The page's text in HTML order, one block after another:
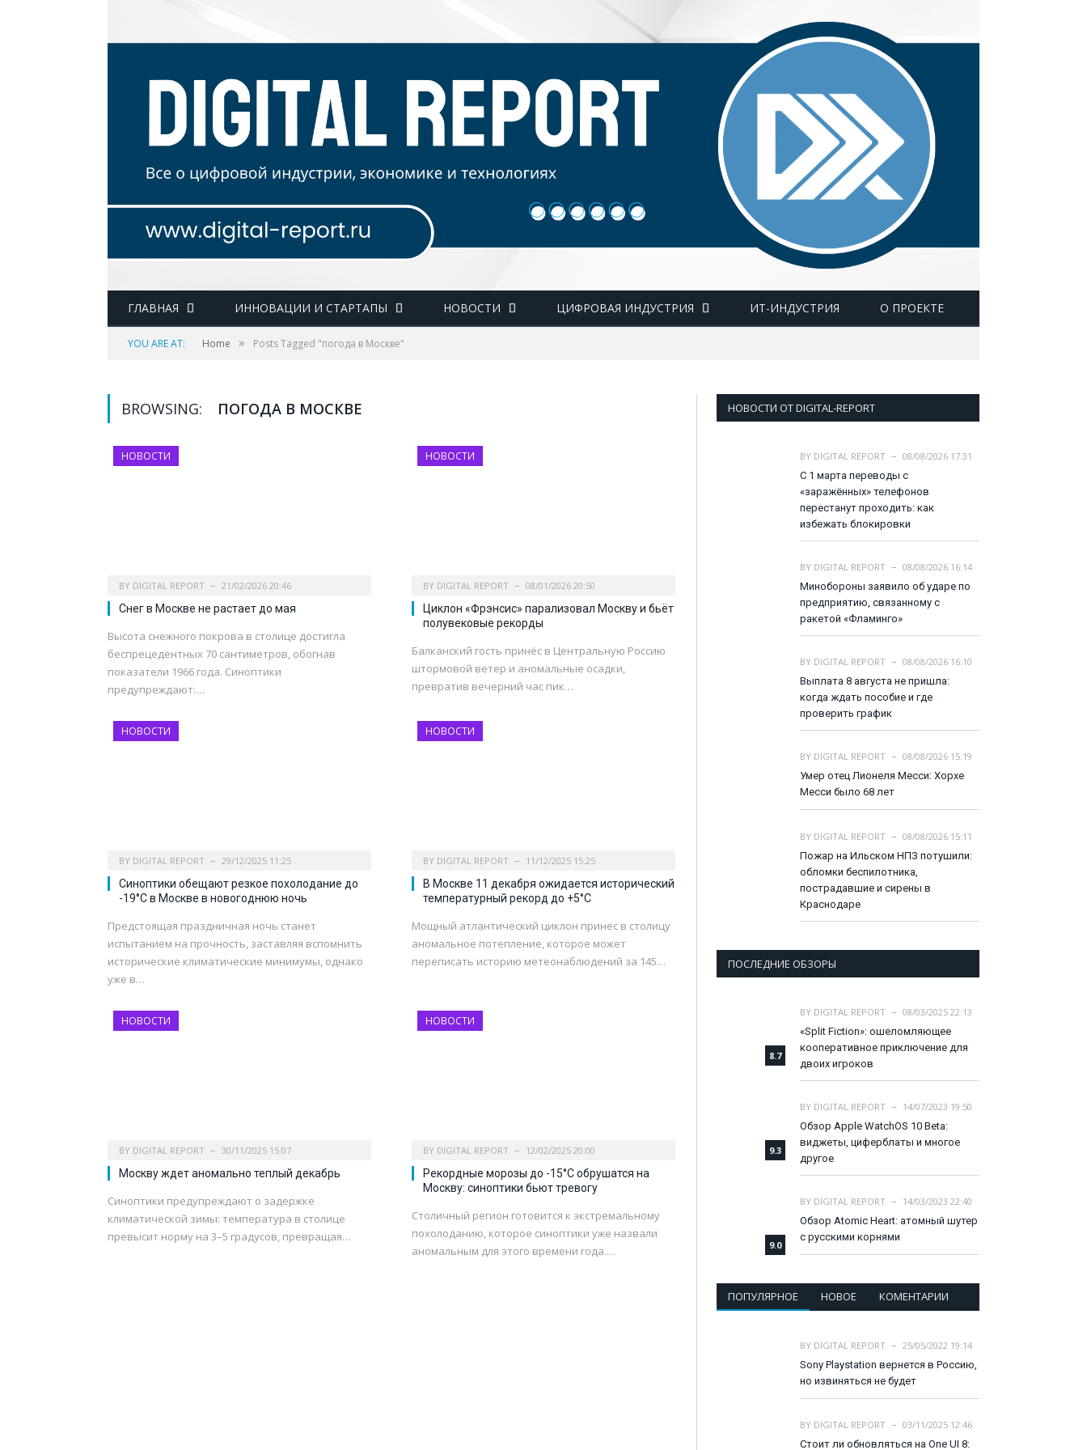
ГЛАВНАЯ ИННОВАЦИИ И СТАРТАПЫ НОВОСТИ ЦИФРОВАЯ ИНДУСТРИЯ ИТ-ИНДУСТРИЯ О ПРОЕКТЕ
YOU ARE AT: Home » Posts Tagged "погода в Москве"
BROWSING: ПОГОДА В МОСКВЕ
НОВОСТИ
BY DIGITAL REPORT 21/02/2026 20:46
Снег в Москве не растает до мая
Высота снежного покрова в столице достигла
беспрецедентных 70 сантиметров, обогнав
показатели 1966 года. Синоптики
предупреждают:…
НОВОСТИ
BY DIGITAL REPORT 08/01/2026 20:50
Циклон «Фрэнсис» парализовал Москву и бьёт
полувековые рекорды
Балканский гость принёс в Центральную Россию
штормовой ветер и аномальные осадки,
превратив вечерний час пик…
НОВОСТИ
BY DIGITAL REPORT 29/12/2025 11:25
Синоптики обещают резкое похолодание до
-19°C в Москве в новогоднюю ночь
Предстоящая праздничная ночь станет
испытанием на прочность, заставляя вспомнить
исторические климатические минимумы, однако
уже в…
НОВОСТИ
BY DIGITAL REPORT 11/12/2025 15:25
В Москве 11 декабря ожидается исторический
температурный рекорд до +5°C
Мощный атлантический циклон принес в столицу
аномальное потепление, которое может
переписать историю метеонаблюдений за 145…
НОВОСТИ
BY DIGITAL REPORT 30/11/2025 15:07
Москву ждет аномально теплый декабрь
Синоптики предупреждают о задержке
климатической зимы: температура в столице
превысит норму на 3–5 градусов, превращая…
НОВОСТИ
BY DIGITAL REPORT 12/02/2025 20:00
Рекордные морозы до -15°C обрушатся на
Москву: синоптики бьют тревогу
Столичный регион готовится к экстремальному
похолоданию, которое синоптики уже назвали
аномальным для этого времени года.…
НОВОСТИ ОТ DIGITAL-REPORT
BY DIGITAL REPORT
08/08/2026 17:31
С 1 марта переводы с
«заражённых» телефонов
перестанут проходить: как
избежать блокировки
BY DIGITAL REPORT
08/08/2026 16:14
Минобороны заявило об ударе по
предприятию, связанному с
ракетой «Фламинго»
BY DIGITAL REPORT
08/08/2026 16:10
Выплата 8 августа не пришла:
когда ждать пособие и где
проверить график
BY DIGITAL REPORT
08/08/2026 15:19
Умер отец Лионеля Месси: Хорхе
Месси было 68 лет
BY DIGITAL REPORT
08/08/2026 15:11
Пожар на Ильском НПЗ потушили:
обломки беспилотника,
пострадавшие и сирены в
Краснодаре
ПОСЛЕДНИЕ ОБЗОРЫ
8.7
BY DIGITAL REPORT
08/03/2025 22:13
«Split Fiction»: ошеломляющее
кооперативное приключение для
двоих игроков
9.3
BY DIGITAL REPORT
14/07/2023 19:50
Обзор Apple WatchOS 10 Beta:
виджеты, циферблаты и многое
другое
9.0
BY DIGITAL REPORT
14/03/2023 22:40
Обзор Atomic Heart: атомный шутер
с русскими корнями
ПОПУЛЯРНОЕ НОВОЕ КОМЕНТАРИИ
BY DIGITAL REPORT
25/05/2022 19:14
Sony Playstation вернется в Россию,
но извиняться не будет
BY DIGITAL REPORT
03/11/2025 12:46
Стоит ли обновляться на One UI 8: